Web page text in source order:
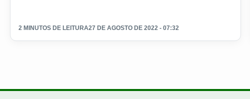
2 MINUTOS DE LEITURA27 DE AGOSTO DE 2022 - 07:32